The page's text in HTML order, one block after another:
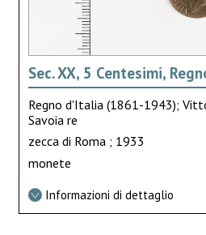
Sec. XX, 5 Centesimi,
Regno d'Italia (1861-1943);
Savoia re
zecca di Roma ; 1933
monete
Informazioni di dettaglio